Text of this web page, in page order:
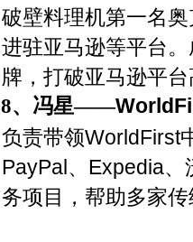
破壁料理机第一名
进驻亚马逊等平台
牌，打破亚马逊平
8、冯星——
负责带领WorldFirst
PayPal、Expedia
务项目，帮助多家